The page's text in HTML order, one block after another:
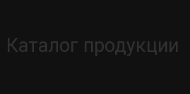
Каталог продукции